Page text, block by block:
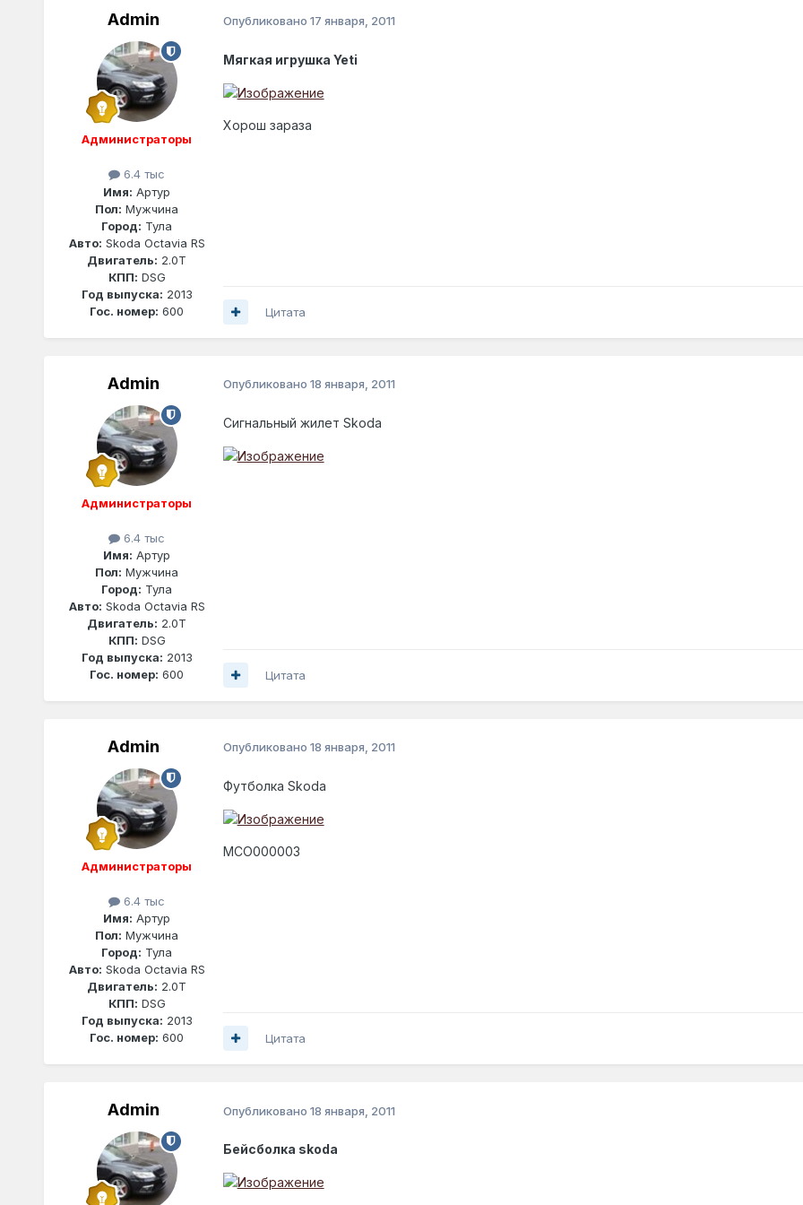
Admin
Администраторы
6.4 тыс
Имя: Артур
Пол: Мужчина
Город: Тула
Авто: Skoda Octavia RS
Двигатель: 2.0T
КПП: DSG
Год выпуска: 2013
Гос. номер: 600
Опубликовано 17 января, 2011
Мягкая игрушка Yeti
Хорош зараза
Цитата
Admin
Администраторы
6.4 тыс
Имя: Артур
Пол: Мужчина
Город: Тула
Авто: Skoda Octavia RS
Двигатель: 2.0T
КПП: DSG
Год выпуска: 2013
Гос. номер: 600
Опубликовано 18 января, 2011
Сигнальный жилет Skoda
Цитата
Admin
Администраторы
6.4 тыс
Имя: Артур
Пол: Мужчина
Город: Тула
Авто: Skoda Octavia RS
Двигатель: 2.0T
КПП: DSG
Год выпуска: 2013
Гос. номер: 600
Опубликовано 18 января, 2011
Футболка Skoda
MCO000003
Цитата
Admin Опубликовано 18 января, 2011
Бейсболка skoda